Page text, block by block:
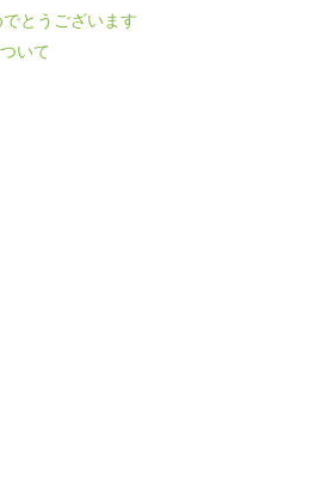
とうございます
いて